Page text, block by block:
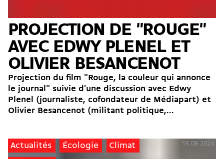
PROJECTION DE "ROUGE"
AVEC EDWY PLENEL ET
OLIVIER BESANCENOT
Projection du film "Rouge, la couleur qui annonce
le journal" suivie d'une discussion avec Edwy
Plenel (journaliste, cofondateur de Médiapart) et
Olivier Besancenot (militant politique,...
Actualités Écologie Climat 15.08.2024